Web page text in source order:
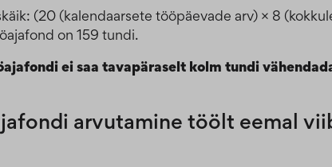
(20 (kalendaarsete tööpäevade arv) × 8
on 159 tundi.
ei saa tavapäraselt kolm tundi
arvutamine töölt eemal